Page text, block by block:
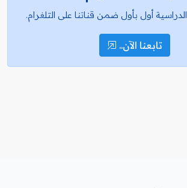
أول بأول ضمن قناتنا على التلغرام.
تابعنا الآن..